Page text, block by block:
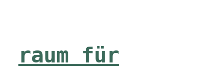
raum für